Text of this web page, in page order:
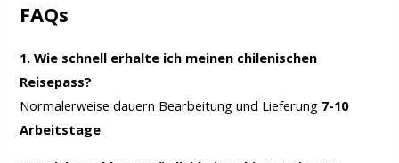
FAQs
1. Wie schnell erhalte ich meinen chilenischen
Reisepass?
Normalerweise dauern Bearbeitung und Lieferung 7-10
Arbeitstage.